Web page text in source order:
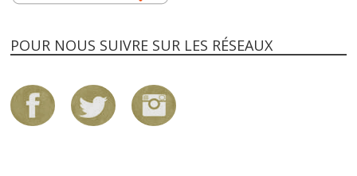
POUR NOUS SUIVRE SUR LES RÉSEAUX